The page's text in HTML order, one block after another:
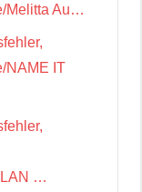
Melitta Au…
NAME IT
…